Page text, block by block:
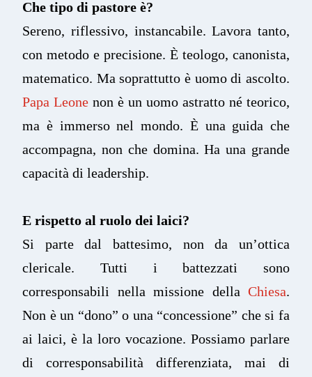
Che tipo di pastore è?
Sereno, riflessivo, instancabile. Lavora tanto,
con metodo e precisione. È teologo, canonista,
matematico. Ma soprattutto è uomo di ascolto.
Papa Leone non è un uomo astratto né teorico,
ma è immerso nel mondo. È una guida che
accompagna, non che domina. Ha una grande
capacità di leadership.
E rispetto al ruolo dei laici?
Si parte dal battesimo, non da un’ottica
clericale. Tutti i battezzati sono
corresponsabili nella missione della Chiesa.
Non è un “dono” o una “concessione” che si fa
ai laici, è la loro vocazione. Possiamo parlare
di corresponsabilità differenziata, mai di